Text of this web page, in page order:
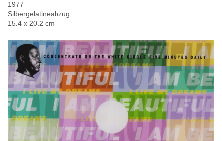
1977
Silbergelatineabzug
15.4 x 20.2 cm